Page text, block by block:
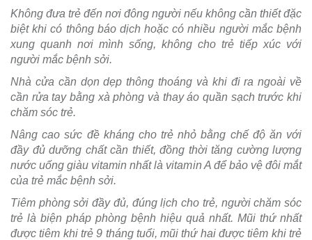
Không đưa trẻ đến nơi đông người nếu không cần thiết đặc
biệt khi có thông báo dịch hoặc có nhiều người mắc bệnh
xung quanh nơi mình sống, không cho trẻ tiếp xúc với
người mắc bệnh sởi.
Nhà cửa cần dọn dẹp thông thoáng và khi đi ra ngoài về
cần rửa tay bằng xà phòng và thay áo quần sạch trước khi
chăm sóc trẻ.
Nâng cao sức đề kháng cho trẻ nhỏ bằng chế độ ăn với
đầy đủ dưỡng chất cần thiết, đồng thời tăng cường lượng
nước uống giàu vitamin nhất là vitamin A để bảo vệ đôi mắt
của trẻ mắc bệnh sởi.
Tiêm phòng sởi đầy đủ, đúng lịch cho trẻ, người chăm sóc
trẻ là biện pháp phòng bệnh hiệu quả nhất. Mũi thứ nhất
được tiêm khi trẻ 9 tháng tuổi, mũi thứ hai được tiêm khi trẻ